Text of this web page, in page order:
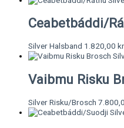
Ceabetbáddi/
Silver Halsband 1.820,00 kr
Vaibmu Risku
Silver Risku/Brosch